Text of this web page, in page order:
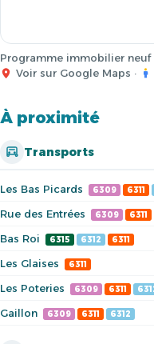
Programme immobilier neuf
Voir sur Google Maps ·
À proximité
Transports
Les Bas Picards 6309 6311
Rue des Entrées 6309 6311
Bas Roi 6315 6312 6311
Les Glaises 6311
Les Poteries 6309 6311
Gaillon 6309 6311 6312